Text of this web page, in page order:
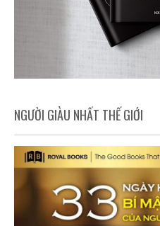
NGƯỜI GIÀU NHẤT THẾ GIỚI